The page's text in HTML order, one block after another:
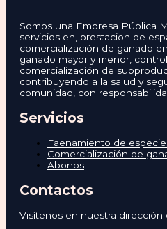
Somos una Empresa Pública
servicios en, prestacion de
comercialización de ganado
ganado mayor y menor,
comercialización de
contribuyendo a la salud y
comunidad, con
Servicios
Faenamiento de
Comercialización de
Abonos
Contactos
Visítenos en nuestra